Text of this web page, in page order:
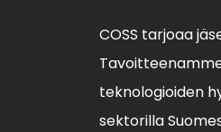
COSS tarjoaa
teknologioiden
sektorilla